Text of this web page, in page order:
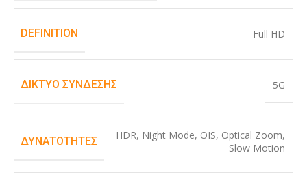
DEFINITION Full HD
ΔΊΚΤΥΟ ΣΎΝΔΕΣΗΣ 5G
ΔΥΝΑΤΌΤΗΤΕΣ HDR, Night Mode, OIS, Optical Zoom,
Slow Motion